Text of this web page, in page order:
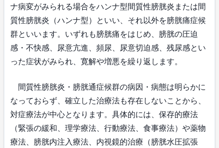
ナ病変がみられる場合をハンナ型間質性膀胱炎または間
質性膀胱炎（ハンナ型）といい、それ以外を膀胱痛症候
群といいます。いずれも膀胱痛をはじめ、膀胱の圧迫
感・不快感、尿意亢進、頻尿、尿意切迫感、残尿感とい
った症状がみられ、寛解や増悪を繰り返します。
間質性膀胱炎・膀胱通症候群の病因・病態は明らかに
なっておらず、確立した治療法も存在しないことから、
対症療法が中心となります。具体的には、保存的療法
（緊張の緩和、理学療法、行動療法、食事療法）や薬物
療法、膀胱内注入療法、内視鏡的治療（膀胱水圧拡張